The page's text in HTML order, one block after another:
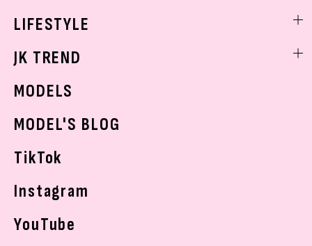
ボディケア
学校ヘアメイク
K-POP
LIFESTYLE
モデルの購入品
JK TREND
MODELS
MODEL'S BLOG
TikTok
Instagram
YouTube